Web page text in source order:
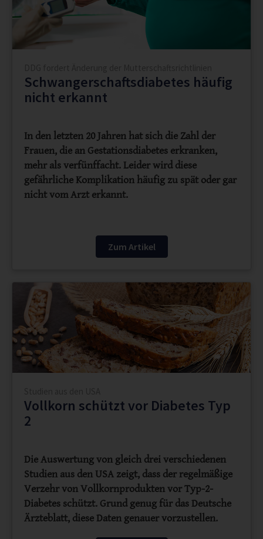
Schwangerschaftsdiabetes häufig
nicht erkannt
In den letzten 20 Jahren hat sich die Zahl der
Frauen, die an Gestationsdiabetes erkranken,
mehr als verfünffacht. Leider wird diese
gefährliche Komplikation häufig zu spät oder gar
nicht vom Arzt erkannt.
Zum Artikel
Vollkorn schützt vor Diabetes Typ
2
Die Auswertung von gleich drei verschiedenen
Studien aus den USA zeigt, dass der regelmäßige
Verzehr von Vollkornprodukten vor Typ-2-
Diabetes schützt. Grund genug für das Deutsche
Ärzteblatt, diese Daten genauer vorzustellen.